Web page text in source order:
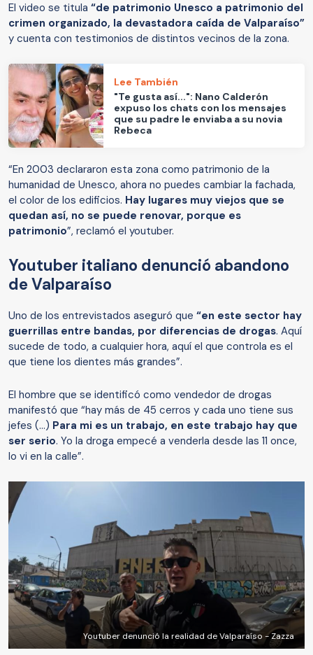
El video se titula “de patrimonio Unesco a patrimonio del
crimen organizado, la devastadora caída de Valparaíso”
y cuenta con testimonios de distintos vecinos de la zona.
Lee También
"Te gusta así...": Nano Calderón
expuso los chats con los mensajes
que su padre le enviaba a su novia
Rebeca
“En 2003 declararon esta zona como patrimonio de la
humanidad de Unesco, ahora no puedes cambiar la fachada,
el color de los edificios. Hay lugares muy viejos que se
quedan así, no se puede renovar, porque es
patrimonio”, reclamó el youtuber.
Youtuber italiano denunció abandono
de Valparaíso
Uno de los entrevistados aseguró que “en este sector hay
guerrillas entre bandas, por diferencias de drogas. Aquí
sucede de todo, a cualquier hora, aquí el que controla es el
que tiene los dientes más grandes”.
El hombre que se identificó como vendedor de drogas
manifestó que “hay más de 45 cerros y cada uno tiene sus
jefes (...) Para mi es un trabajo, en este trabajo hay que
ser serio. Yo la droga empecé a venderla desde las 11 once,
lo vi en la calle”.
Youtuber denunció la realidad de Valparaíso - Zazza